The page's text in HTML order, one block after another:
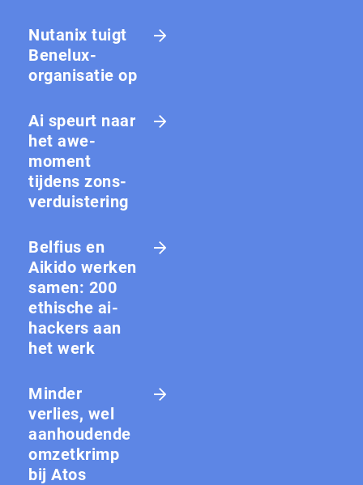
Nutanix tuigt
Benelux-
organisatie op
Ai speurt naar
het awe-
moment
tijdens zons­
ver­duis­te­ring
Belfius en
Aikido werken
samen: 200
ethische ai-
hackers aan
het werk
Minder
verlies, wel
aanhoudende
omzetkrimp
bij Atos